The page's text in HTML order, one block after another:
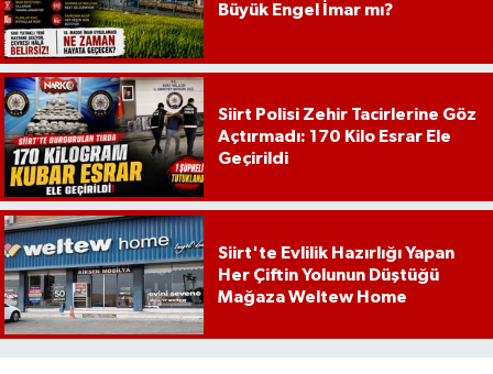
Büyük Engel İmar mı?
Siirt Polisi Zehir Tacirlerine Göz
Açtırmadı: 170 Kilo Esrar Ele
Geçirildi
Siirt'te Evlilik Hazırlığı Yapan
Her Çiftin Yolunun Düştüğü
Mağaza Weltew Home